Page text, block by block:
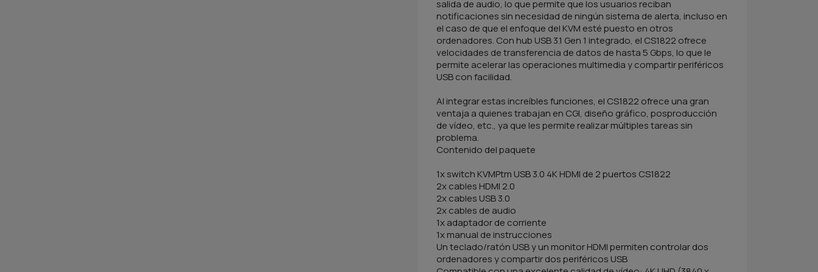
salida de audio, lo que permite que los usuarios reciban
notificaciones sin necesidad de ningún sistema de alerta, incluso en
el caso de que el enfoque del KVM esté puesto en otros
ordenadores. Con hub USB 3.1 Gen 1 integrado, el CS1822 ofrece
velocidades de transferencia de datos de hasta 5 Gbps, lo que le
permite acelerar las operaciones multimedia y compartir periféricos
USB con facilidad.
Al integrar estas increíbles funciones, el CS1822 ofrece una gran
ventaja a quienes trabajan en CGI, diseño gráfico, posproducción
de vídeo, etc., ya que les permite realizar múltiples tareas sin
problema.
Contenido del paquete
1x switch KVMPtm USB 3.0 4K HDMI de 2 puertos CS1822
2x cables HDMI 2.0
2x cables USB 3.0
2x cables de audio
1x adaptador de corriente
1x manual de instrucciones
Un teclado/ratón USB y un monitor HDMI permiten controlar dos
ordenadores y compartir dos periféricos USB